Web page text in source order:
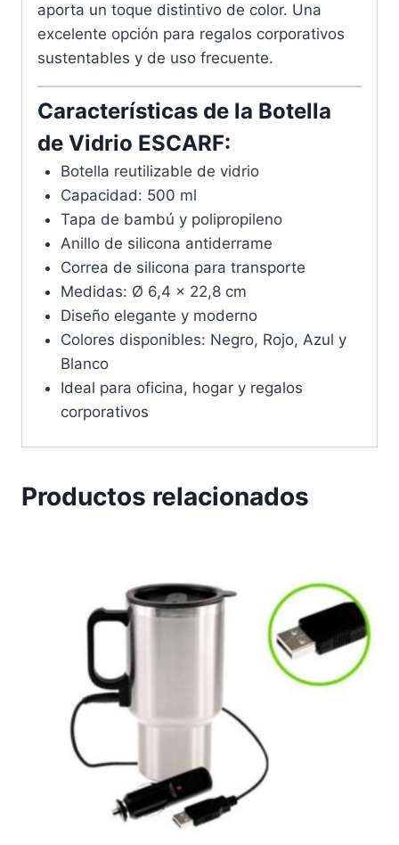
aporta un toque distintivo de color. Una
excelente opción para regalos corporativos
sustentables y de uso frecuente.
Características de la Botella
de Vidrio ESCARF:
Botella reutilizable de vidrio
Capacidad: 500 ml
Tapa de bambú y polipropileno
Anillo de silicona antiderrame
Correa de silicona para transporte
Medidas: Ø 6,4 x 22,8 cm
Diseño elegante y moderno
Colores disponibles: Negro, Rojo, Azul y
Blanco
Ideal para oficina, hogar y regalos
corporativos
Productos relacionados